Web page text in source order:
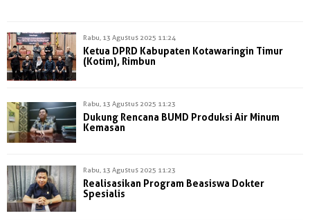
Rabu, 13 Agustus 2025 11:24
Ketua DPRD Kabupaten Kotawaringin Timur
(Kotim), Rimbun
Rabu, 13 Agustus 2025 11:23
Dukung Rencana BUMD Produksi Air Minum
Kemasan
Rabu, 13 Agustus 2025 11:23
Realisasikan Program Beasiswa Dokter
Spesialis